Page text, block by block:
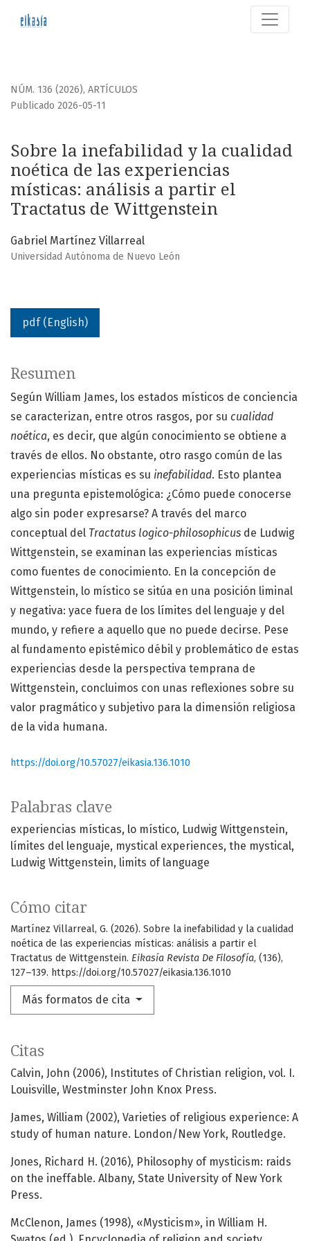
Sobre la inefabilidad y la cualidad noética de las
NÚM. 136 (2026), ARTÍCULOS
Sobre la inefabilidad y la cualidad
noética de las experiencias
místicas: análisis a partir el
Tractatus de Wittgenstein
Publicado 2026-05-11
Gabriel Martínez Villarreal
Universidad Autónoma de Nuevo León
pdf (English)
Palabras clave
experiencias místicas lo místico Ludwig Wittgenstein
límites del lenguaje mystical experiences the mystical
Ludwig Wittgenstein limits of language
Cómo citar
Martínez Villarreal, G. (2026). Sobre la inefabilidad y la cualidad
noética de las experiencias místicas: análisis a partir el
Tractatus de Wittgenstein. Eikasía Revista De Filosofía, (136),
127–139. https://doi.org/10.57027/eikasia.136.1010
Más formatos de cita
Resumen
Según William James, los estados místicos de conciencia
se caracterizan, entre otros rasgos, por su cualidad
noética, es decir, que algún conocimiento se obtiene a
través de ellos. No obstante, otro rasgo común de las
experiencias místicas es su inefabilidad. Esto plantea
una pregunta epistemológica: ¿Cómo puede conocerse
algo sin poder expresarse? A través del marco
conceptual del Tractatus logico-philosophicus de Ludwig
Wittgenstein, se examinan las experiencias místicas
como fuentes de conocimiento. En la concepción de
Wittgenstein, lo místico se sitúa en una posición liminal
y negativa: yace fuera de los límites del lenguaje y del
mundo, y refiere a aquello que no puede decirse. Pese
al fundamento epistémico débil y problemático de estas
experiencias desde la perspectiva temprana de
Wittgenstein, concluimos con unas reflexiones sobre su
valor pragmático y subjetivo para la dimensión religiosa
de la vida humana.
https://doi.org/10.57027/eikasia.136.1010
Citas
Calvin, John (2006), Institutes of Christian religion, vol. I.
Louisville, Westminster John Knox Press.
James, William (2002), Varieties of religious experience: A
study of human nature. London/New York, Routledge.
Jones, Richard H. (2016), Philosophy of mysticism: raids
on the ineffable. Albany, State University of New York
Press.
McClenon, James (1998), «Mysticism», in William H.